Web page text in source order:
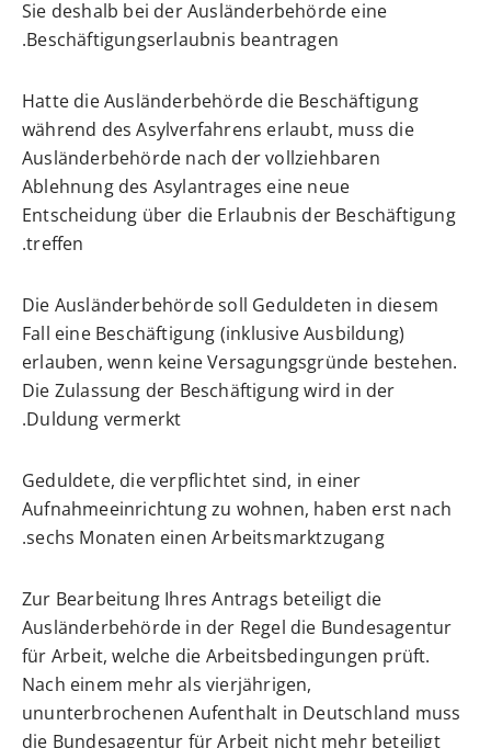
Sie deshalb bei der Ausländerbehörde eine
Beschäftigungserlaubnis beantragen.
Hatte die Ausländerbehörde die Beschäftigung
während des Asylverfahrens erlaubt, muss die
Ausländerbehörde nach der vollziehbaren
Ablehnung des Asylantrages eine neue
Entscheidung über die Erlaubnis der Beschäftigung
treffen.
Die Ausländerbehörde soll Geduldeten in diesem
Fall eine Beschäftigung (inklusive Ausbildung)
erlauben, wenn keine Versagungsgründe bestehen.
Die Zulassung der Beschäftigung wird in der
Duldung vermerkt.
Geduldete, die verpflichtet sind, in einer
Aufnahmeeinrichtung zu wohnen, haben erst nach
sechs Monaten einen Arbeitsmarktzugang.
Zur Bearbeitung Ihres Antrags beteiligt die
Ausländerbehörde in der Regel die Bundesagentur
für Arbeit, welche die Arbeitsbedingungen prüft.
Nach einem mehr als vierjährigen,
ununterbrochenen Aufenthalt in Deutschland muss
die Bundesagentur für Arbeit nicht mehr beteiligt